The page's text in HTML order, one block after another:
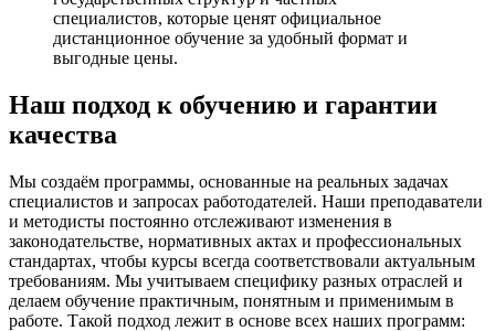
специалистов, которые ценят официальное
дистанционное обучение за удобный формат и
выгодные цены.
Наш подход к обучению и гарантии
качества
Мы создаём программы, основанные на реальных задачах
специалистов и запросах работодателей. Наши преподаватели
и методисты постоянно отслеживают изменения в
законодательстве, нормативных актах и профессиональных
стандартах, чтобы курсы всегда соответствовали актуальным
требованиям. Мы учитываем специфику разных отраслей и
делаем обучение практичным, понятным и применимым в
работе. Такой подход лежит в основе всех наших программ: